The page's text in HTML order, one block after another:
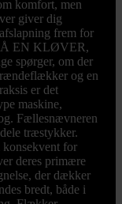
komfort, men
giver dig
frem for
EN KLØVER,
spørger, om der
og en
er det
maskine,
Fællesnævneren
træstykker.
for
deres primære
der dækker
bredt, både i